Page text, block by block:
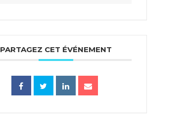
PARTAGEZ CET ÉVÉNEMENT